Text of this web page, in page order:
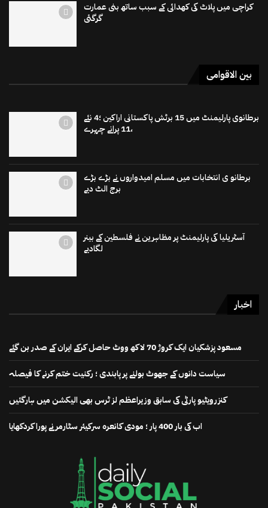
کراچی میں پلاٹ کی کھدائی کے سبب ساتھ بنی عمارت
گرگئی
بین الاقوامی
برطانوی پارلیمنٹ میں 15 برٹش پاکستانی اراکین ؛4 نئے
،11 پرانے چہرے
برطانو ی انتخابات میں مسلم امیدواروں نے بڑے بڑے
برج الٹ دیے
آسٹریلیا کی پارلیمنٹ پر مظاہرین نے فلسطین کے بینر
لگادیے
اخبار
مسعود پزشکیان ایک کروڑ 70 لاکھ ووٹ حاصل کرکے ایران کے صدر بن گئے
سیاست دانوں کے جھوٹ بولنے پر پابندی ؛ رکنیت ختم کرنے کا فیصلہ
کنزرویٹیو پارٹی کی سابق وزیراعظم لز ٹرس بھی الیکشن میں ہارگئیں
اب کی بار 400 پار ؛ مودی کانعرہ سرکیئر سٹارمر نے پورا کردکھایا